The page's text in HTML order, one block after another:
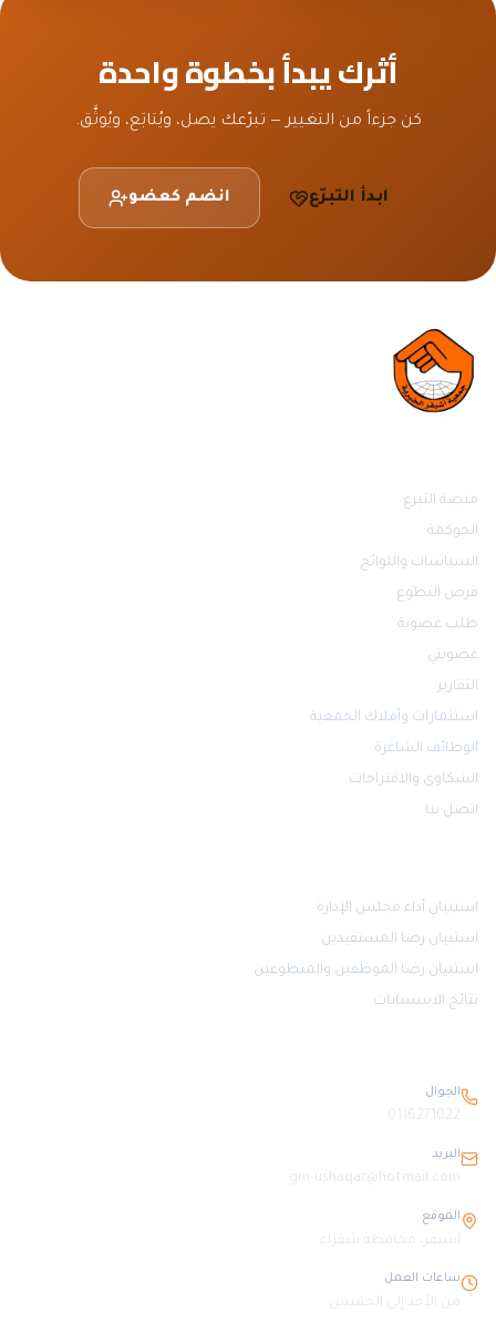
أثرك يبدأ بخطوة واحدة
كن جزءاً من التغيير — تبرّعك يصل، ويُتابَع، ويُوثَّق.
ابدأ التبرّع انضم كعضو
منصة التبرع
الحوكمة
السياسات واللوائح
فرص التطوع
طلب عضوية
عضويتي
التقارير
استثمارات وأملاك الجمعية
الوظائف الشاغرة
الشكاوى والاقتراحات
اتصل بنا
استبيان أداء مجلس الإدارة
استبيان رضا المستفيدين
استبيان رضا الموظفين والمتطوعين
نتائج الاستبيانات
الجوال
0116271022
البريد
gm-ushaqar@hotmail.com
الموقع
أشيقر، محافظة شقراء
ساعات العمل
من الأحد إلى الخميس